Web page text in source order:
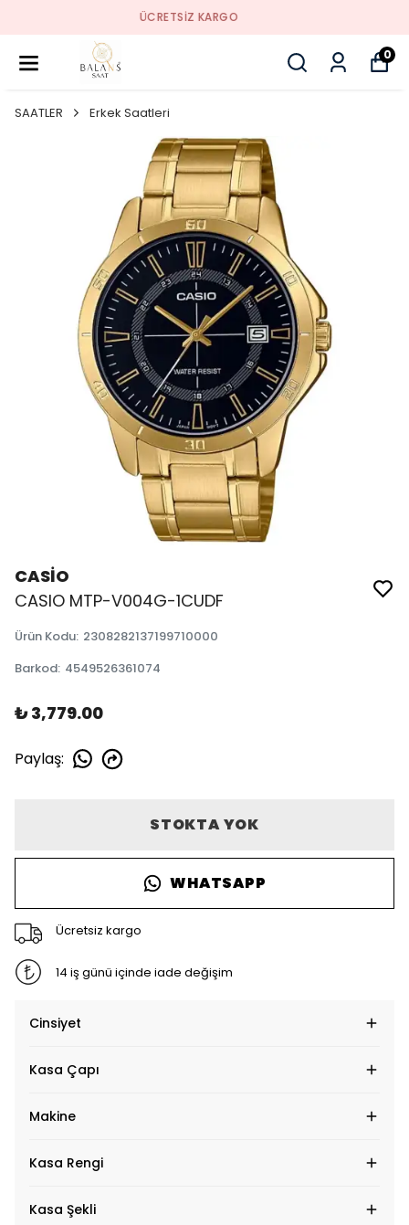
SORUNSUZ İADE
0
SAATLER Erkek Saatleri
CASİO
CASIO MTP-V004G-1CUDF
Ürün Kodu: 2308282137199710000
Barkod: 4549526361074
₺ 3,779.00
Paylaş:
STOKTA YOK
WHATSAPP
Ücretsiz kargo
14 iş günü içinde iade değişim
Cinsiyet
Kasa Çapı
Makine
Kasa Rengi
Kasa Şekli